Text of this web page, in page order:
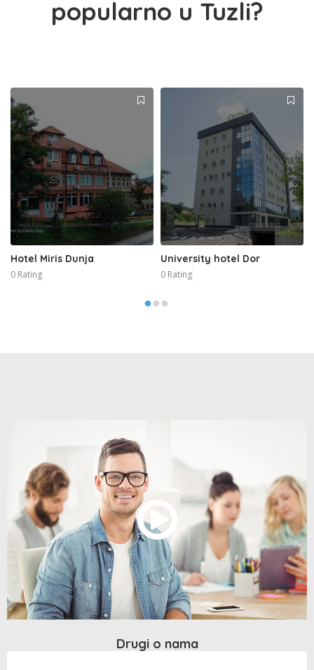
popularno u Tuzli?
Hotel Miris Dunja
0 Rating
University hotel Dor
0 Rating
Drugi o nama